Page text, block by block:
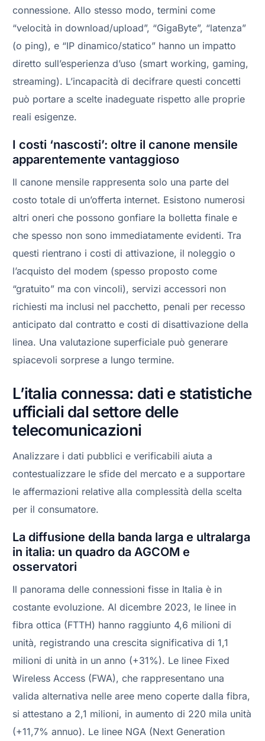
connessione. Allo stesso modo, termini come
“velocità in download/upload”, “GigaByte”, “latenza”
(o ping), e “IP dinamico/statico” hanno un impatto
diretto sull’esperienza d’uso (smart working, gaming,
streaming). L’incapacità di decifrare questi concetti
può portare a scelte inadeguate rispetto alle proprie
reali esigenze.
I costi ‘nascosti’: oltre il canone mensile
apparentemente vantaggioso
Il canone mensile rappresenta solo una parte del
costo totale di un’offerta internet. Esistono numerosi
altri oneri che possono gonfiare la bolletta finale e
che spesso non sono immediatamente evidenti. Tra
questi rientrano i costi di attivazione, il noleggio o
l’acquisto del modem (spesso proposto come
“gratuito” ma con vincoli), servizi accessori non
richiesti ma inclusi nel pacchetto, penali per recesso
anticipato dal contratto e costi di disattivazione della
linea. Una valutazione superficiale può generare
spiacevoli sorprese a lungo termine.
L’italia connessa: dati e statistiche
ufficiali dal settore delle
telecomunicazioni
Analizzare i dati pubblici e verificabili aiuta a
contestualizzare le sfide del mercato e a supportare
le affermazioni relative alla complessità della scelta
per il consumatore.
La diffusione della banda larga e ultralarga
in italia: un quadro da AGCOM e
osservatori
Il panorama delle connessioni fisse in Italia è in
costante evoluzione. Al dicembre 2023, le linee in
fibra ottica (FTTH) hanno raggiunto 4,6 milioni di
unità, registrando una crescita significativa di 1,1
milioni di unità in un anno (+31%). Le linee Fixed
Wireless Access (FWA), che rappresentano una
valida alternativa nelle aree meno coperte dalla fibra,
si attestano a 2,1 milioni, in aumento di 220 mila unità
(+11,7% annuo). Le linee NGA (Next Generation